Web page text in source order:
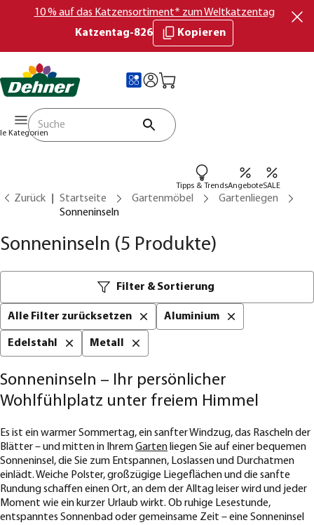
10 % auf das Katzensortiment* zum Weltkatzentag
Katzentag-826
Kopieren
Kategorien
Tipps & TrendsAngeboteSALE
Zurück Startseite Gartenmöbel
Gartenliegen
Sonneninseln
Sonneninseln (5 Produkte)
Filter & Sortierung
Alle Filter zurücksetzen Aluminium
Edelstahl Metall
Sonneninseln – Ihr persönlicher
Wohlfühlplatz unter freiem Himmel
Es ist ein warmer Sommertag, ein sanfter Windzug, das Rascheln der
Blätter – und mitten in IhremGartenliegen Sie auf einer bequemen
Sonneninsel, die Sie zum Entspannen, Loslassen und Durchatmen
einlädt. Weiche Polster, großzügige Liegeflächen und die sanfte
Rundung schaffen einen Ort, an dem der Alltag leiser wird und jeder
Moment wie ein kurzer Urlaub wirkt. Ob ruhige Lesestunde,
entspanntes Sonnenbad oder gemeinsame Zeit – eine Sonneninsel